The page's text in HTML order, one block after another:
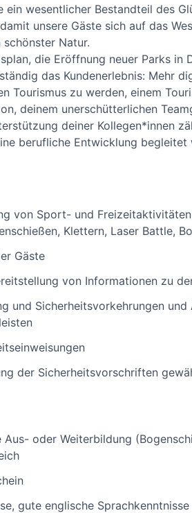
ein wesentlicher Bestandteil des
unsere Gäste sich auf das
Natur.
die Eröffnung neuer Parks
das Kundenerlebnis: Mehr
Tourismus zu werden, einem
deinem unerschütterlichen
deiner Kollegen*innen
berufliche Entwicklung
von Sport- und
Klettern, Laser Battle,
Gäste
von Informationen zu
und Sicherheitsvorkehrungen
der Sicherheitsvorschriften
oder Weiterbildung
gute englische Sprachkenntnisse